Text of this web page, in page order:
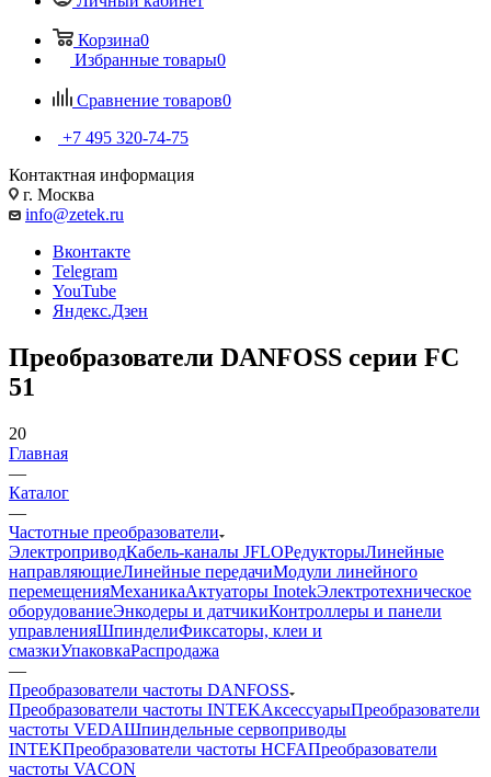
Корзина0
Избранные товары0
Сравнение товаров0
+7 495 320-74-75
Контактная информация
г. Москва
info@zetek.ru
Вконтакте
Telegram
YouTube
Яндекс.Дзен
Преобразователи DANFOSS серии FC
51
20
Главная
—
Каталог
—
Частотные преобразователи
ЭлектроприводКабель-каналы JFLOРедукторыЛинейные
направляющиеЛинейные передачиМодули линейного
перемещенияМеханикаАктуаторы InotekЭлектротехническое
оборудованиеЭнкодеры и датчикиКонтроллеры и панели
управленияШпинделиФиксаторы, клеи и
смазкиУпаковкаРаспродажа
—
Преобразователи частоты DANFOSS
Преобразователи частоты INTEKАксессуарыПреобразователи
частоты VEDAШпиндельные сервоприводы
INTEKПреобразователи частоты HCFAПреобразователи
частоты VACON